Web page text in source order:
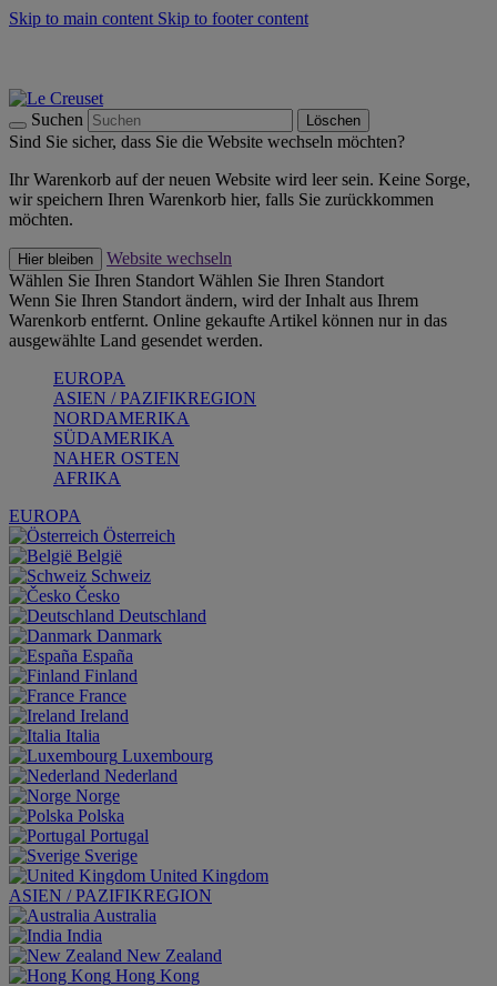
Skip to main content Skip to footer content
Suchen Löschen
Sind Sie sicher, dass Sie die Website wechseln möchten?
Ihr Warenkorb auf der neuen Website wird leer sein. Keine Sorge,
wir speichern Ihren Warenkorb hier, falls Sie zurückkommen
möchten.
Hier bleiben
Website wechseln
Wählen Sie Ihren Standort Wählen Sie Ihren Standort
Wenn Sie Ihren Standort ändern, wird der Inhalt aus Ihrem
Warenkorb entfernt. Online gekaufte Artikel können nur in das
ausgewählte Land gesendet werden.
EUROPA
ASIEN / PAZIFIKREGION
NORDAMERIKA
SÜDAMERIKA
NAHER OSTEN
AFRIKA
EUROPA
Österreich
België
Schweiz
Česko
Deutschland
Danmark
España
Finland
France
Ireland
Italia
Luxembourg
Nederland
Norge
Polska
Portugal
Sverige
United Kingdom
ASIEN / PAZIFIKREGION
Australia
India
New Zealand
Hong Kong